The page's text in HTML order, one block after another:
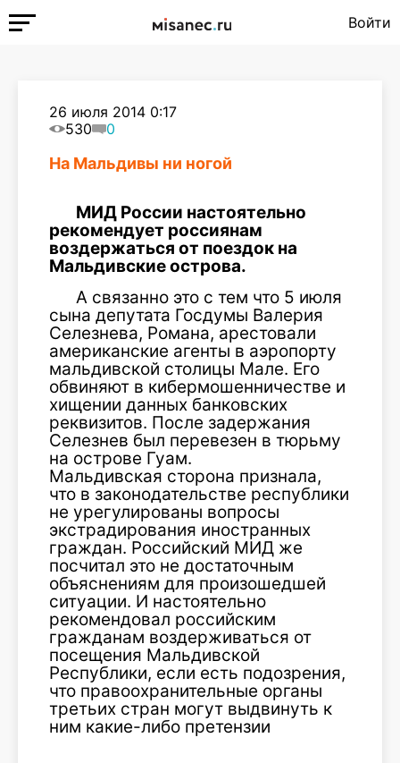
Войти
26 июля 2014 0:17
530
0
На Мальдивы ни ногой
МИД России настоятельно
рекомендует россиянам
воздержаться от поездок на
Мальдивские острова.
А связанно это с тем что 5 июля
сына депутата Госдумы Валерия
Селезнева, Романа, арестовали
американские агенты в аэропорту
мальдивской столицы Мале. Его
обвиняют в кибермошенничестве и
хищении данных банковских
реквизитов. После задержания
Селезнев был перевезен в тюрьму
на острове Гуам.
Мальдивская сторона признала,
что в законодательстве республики
не урегулированы вопросы
экстрадирования иностранных
граждан. Российский МИД же
посчитал это не достаточным
объяснениям для произошедшей
ситуации. И настоятельно
рекомендовал российским
гражданам воздерживаться от
посещения Мальдивской
Республики, если есть подозрения,
что правоохранительные органы
третьих стран могут выдвинуть к
ним какие-либо претензии